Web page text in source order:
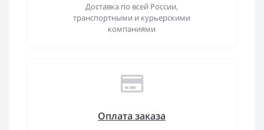
Доставка по всей России,
транспортными и курьерскими
компаниями
Оплата заказа